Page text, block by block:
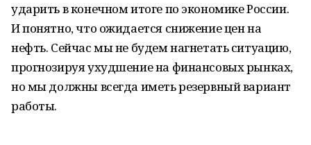
ударить в конечном итоге по экономике России.
И понятно, что ожидается снижение цен на
нефть. Сейчас мы не будем нагнетать ситуацию,
прогнозируя ухудшение на финансовых рынках,
но мы должны всегда иметь резервный вариант
работы.